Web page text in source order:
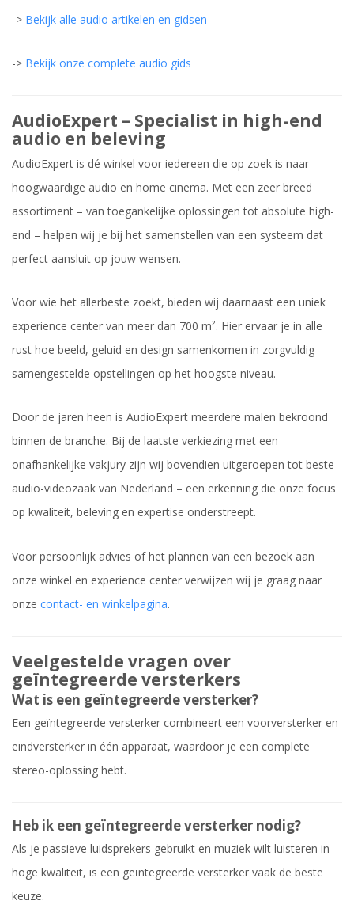
-> Bekijk alle audio artikelen en gidsen
-> Bekijk onze complete audio gids
AudioExpert – Specialist in high-end
audio en beleving
AudioExpert is dé winkel voor iedereen die op zoek is naar
hoogwaardige audio en home cinema. Met een zeer breed
assortiment – van toegankelijke oplossingen tot absolute high-
end – helpen wij je bij het samenstellen van een systeem dat
perfect aansluit op jouw wensen.
Voor wie het allerbeste zoekt, bieden wij daarnaast een uniek
experience center van meer dan 700 m². Hier ervaar je in alle
rust hoe beeld, geluid en design samenkomen in zorgvuldig
samengestelde opstellingen op het hoogste niveau.
Door de jaren heen is AudioExpert meerdere malen bekroond
binnen de branche. Bij de laatste verkiezing met een
onafhankelijke vakjury zijn wij bovendien uitgeroepen tot beste
audio-videozaak van Nederland – een erkenning die onze focus
op kwaliteit, beleving en expertise onderstreept.
Voor persoonlijk advies of het plannen van een bezoek aan
onze winkel en experience center verwijzen wij je graag naar
onze contact- en winkelpagina.
Veelgestelde vragen over
geïntegreerde versterkers
Wat is een geïntegreerde versterker?
Een geïntegreerde versterker combineert een voorversterker en
eindversterker in één apparaat, waardoor je een complete
stereo-oplossing hebt.
Heb ik een geïntegreerde versterker nodig?
Als je passieve luidsprekers gebruikt en muziek wilt luisteren in
hoge kwaliteit, is een geïntegreerde versterker vaak de beste
keuze.